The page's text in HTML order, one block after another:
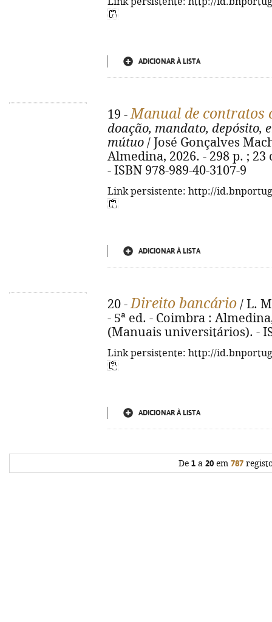
ADICIONAR À LISTA
19 -Manual de contratos
doação, mandato, depósito,
mútuo / José Gonçalves
Almedina, 2026. - 298 p. ;
- ISBN 978-989-40-3107-9
Link persistente: http://
ADICIONAR À LISTA
20 -Direito bancário / L.
- 5ª ed. - Coimbra :
(Manuais universitários). -
Link persistente: http://
ADICIONAR À LISTA
De 1 a 20 em 787